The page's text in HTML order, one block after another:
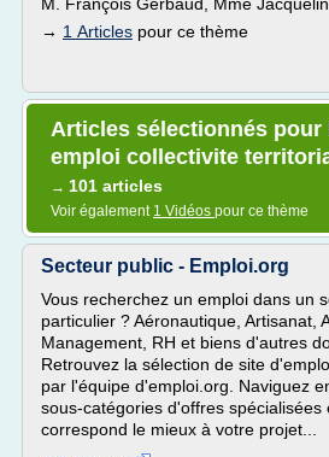
→ 1 Articles pour ce thème
Articles sélectionnés pour
emploi collectivite
→ 101 articles
Voir également 1 Vidéos pour ce thème
Secteur public - Emploi.org
Vous recherchez un emploi dans un
particulier ? Aéronautique, Artisanat,
Management, RH et biens d'autres
Retrouvez la sélection de site
par l'équipe d'emploi.org. Naviguez
sous-catégories d'offres spécialisées
correspond le mieux à votre projet...